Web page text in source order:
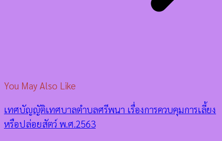
You May Also Like
เทศบัญญัติเทศบาลตำบลศรีพนา เรื่องการควบคุมการเลี้ยง
หรือปล่อยสัตว์ พ.ศ.2563